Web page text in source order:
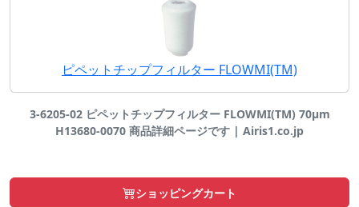
ピペットチップフィルター FLOWMI(TM)
3-6205-02 ピペットチップフィルター FLOWMI(TM) 70μm
H13680-0070 商品詳細ページです | Airis1.co.jp
ショッピングカート